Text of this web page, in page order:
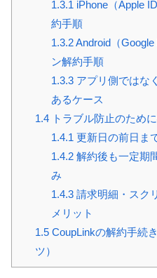
1.3.1 iPhone（Apple
約手順
1.3.2Android（Google
ン解約手順
1.3.3アプリ側ではな
あるケース
1.4トラブル防止のため
1.4.1 更新日の前日ま
1.4.2解約後も一定期
み
1.4.3請求明細・スク
メリット
1.5CoupLinkの解約手続
ツ）